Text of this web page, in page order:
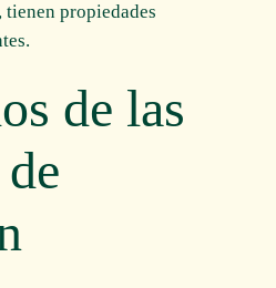
tienen propiedades
de las